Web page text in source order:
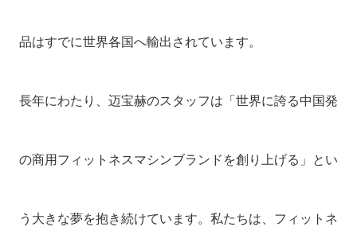
品はすでに世界各国へ輸出されています。
長年にわたり、迈宝赫のスタッフは「世界に誇る中国発
の商用フィットネスマシンブランドを創り上げる」とい
う大きな夢を抱き続けています。私たちは、フィットネ